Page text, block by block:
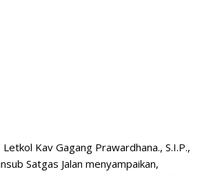
Kav Gagang Prawardhana., S.I.P.,
Satgas Jalan menyampaikan,